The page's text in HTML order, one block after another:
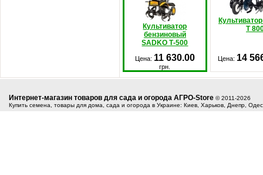
Культиватор
бензиновый
SADKO Т-500
T
Цена: 11 630.00
грн.
Цена: 14
Интернет-магазин товаров для сада и огорода АГРО-Store © 2011-2026
Купить семена, товары для дома, сада и огорода в Украине: Киев, Харьков, Днепр,